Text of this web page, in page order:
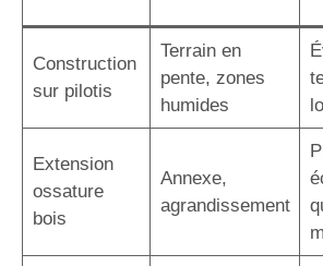
Construction
sur pilotis
Terrain en
pente, zones
humides
Extension
ossature
bois
Annexe,
agrandissement